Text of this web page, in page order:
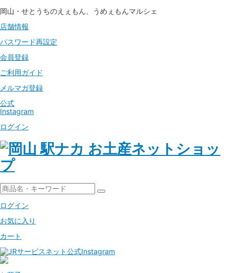
岡山・せとうちのえぇもん、うめぇもんマルシェ
店舗情報
パスワード再設定
会員登録
ご利用ガイド
メルマガ登録
公式
Instagram
ログイン
ログイン
お気に入り
カート